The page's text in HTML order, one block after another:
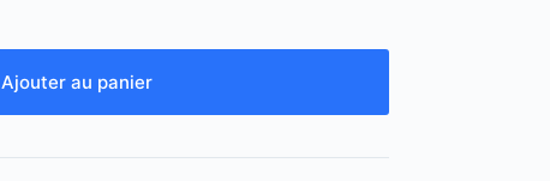
Ajouter au panier